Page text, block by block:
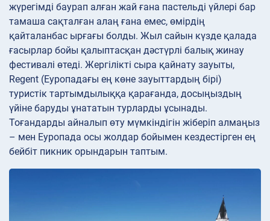
жүрегімді баурап алған жай ғана пастельді үйлері бар
тамаша сақталған алаң ғана емес, өмірдің
қайталанбас ырғағы болды. Жыл сайын күзде қалада
ғасырлар бойы қалыптасқан дәстүрлі балық жинау
фестивалі өтеді. Жергілікті сыра қайнату зауыты,
Regent (Еуропадағы ең көне зауыттардың бірі)
туристік тартымдылыққа қарағанда, досыңыздың
үйіне баруды ұнататын турларды ұсынады.
Тоғандарды айналып өту мүмкіндігін жіберіп алмаңыз
– мен Еуропада осы жолдар бойымен кездестірген ең
бейбіт пикник орындарын таптым.